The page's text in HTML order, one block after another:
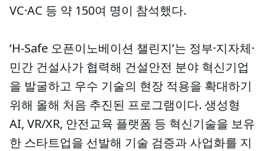
VC·AC 등 약 150여 명이 참석했다.
‘H-Safe 오픈이노베이션 챌린지’는 정부·지자체·
민간 건설사가 협력해 건설안전 분야 혁신기업
을 발굴하고 우수 기술의 현장 적용을 확대하기
위해 올해 처음 추진된 프로그램이다. 생성형
AI, VR/XR, 안전교육 플랫폼 등 혁신기술을 보유
한 스타트업을 선발해 기술 검증과 사업화를 지